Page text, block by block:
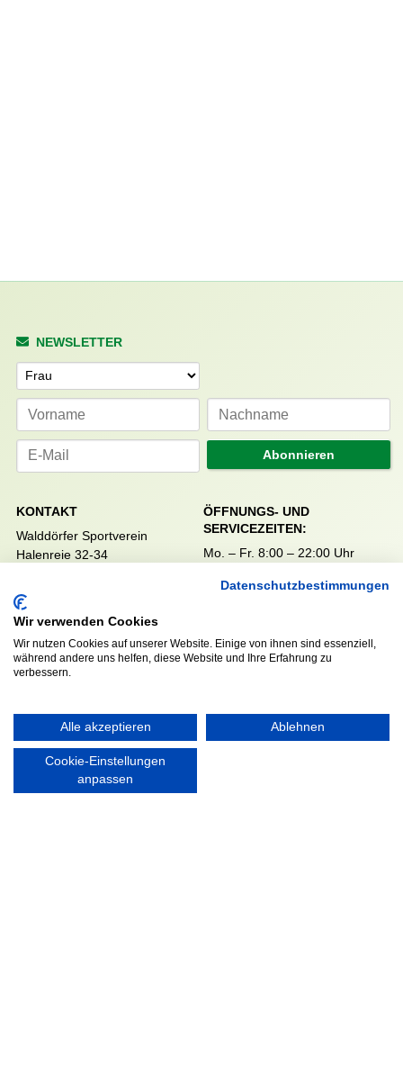
NEWSLETTER
Anrede
Abonnieren
KONTAKT
Walddörfer Sportverein
Halenreie 32-34
Tel. 040 / 64 50 62 - 0
info@walddoerfer-sv.de
ÖFFNUNGS- UND
SERVICEZEITEN:
Mo. – Fr. 8:00 – 22:00 Uhr
MEDIA
Datenschutzbestimmungen
Wir verwenden Cookies
Wir nutzen Cookies auf unserer Website. Einige von ihnen sind essenziell,
während andere uns helfen, diese Website und Ihre Erfahrung zu
verbessern.
Alle akzeptieren Ablehnen
Cookie-Einstellungen
anpassen